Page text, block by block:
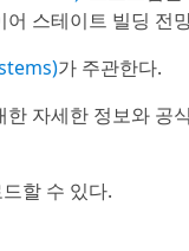
스테이트 빌딩 전
가 주관한다.
자세한 정보와 공
할 수 있다.